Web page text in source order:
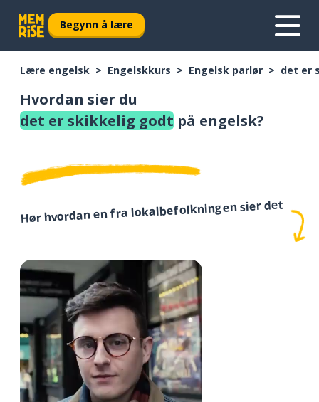
Begynn å lære
Lære engelsk Engelskkurs Engelsk parlør det er
Hvordan sier du
det er skikkelig godt på engelsk?
Hør hvordan en fra lokalbefolkningen sier det